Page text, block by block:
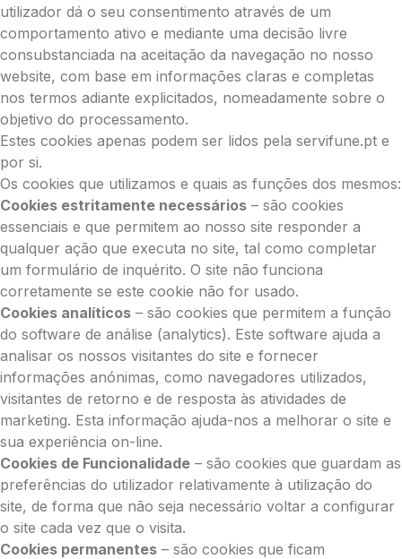
utilizador dá o seu consentimento através de um
comportamento ativo e mediante uma decisão livre
consubstanciada na aceitação da navegação no nosso
website, com base em informações claras e completas
nos termos adiante explicitados, nomeadamente sobre o
objetivo do processamento.
Estes cookies apenas podem ser lidos pela servifune.pt e
por si.
Os cookies que utilizamos e quais as funções dos mesmos:
Cookies estritamente necessários – são cookies
essenciais e que permitem ao nosso site responder a
qualquer ação que executa no site, tal como completar
um formulário de inquérito. O site não funciona
corretamente se este cookie não for usado.
Cookies analíticos – são cookies que permitem a função
do software de análise (analytics). Este software ajuda a
analisar os nossos visitantes do site e fornecer
informações anónimas, como navegadores utilizados,
visitantes de retorno e de resposta às atividades de
marketing. Esta informação ajuda-nos a melhorar o site e
sua experiência on-line.
Cookies de Funcionalidade – são cookies que guardam as
preferências do utilizador relativamente à utilização do
site, de forma que não seja necessário voltar a configurar
o site cada vez que o visita.
Cookies permanentes – são cookies que ficam